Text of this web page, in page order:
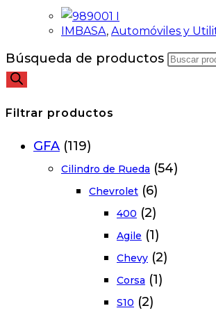
IMBASA, Automóviles y
Búsqueda de productos
Filtrar productos
GFA (119)
Cilindro de Rueda (54)
Chevrolet (6)
400 (2)
Agile (1)
Chevy (2)
Corsa (1)
S10 (2)